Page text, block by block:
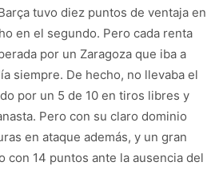
tuvo diez puntos de ventaja en
en el segundo. Pero cada renta
por un Zaragoza que iba a
siempre. De hecho, no llevaba el
por un 5 de 10 en tiros libres y
Pero con su claro dominio
en ataque además, y un gran
con 14 puntos ante la ausencia del